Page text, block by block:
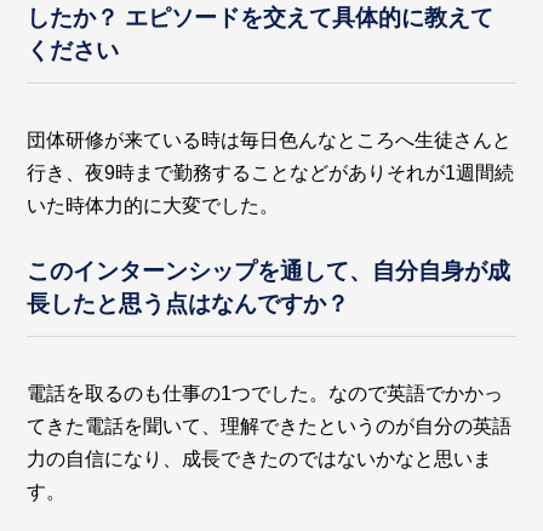
したか？ エピソードを交えて具体的に教えて
ください
団体研修が来ている時は毎日色んなところへ生徒さんと
行き、夜9時まで勤務することなどがありそれが1週間続
いた時体力的に大変でした。
このインターンシップを通して、自分自身が成
長したと思う点はなんですか？
電話を取るのも仕事の1つでした。なので英語でかかっ
てきた電話を聞いて、理解できたというのが自分の英語
力の自信になり、成長できたのではないかなと思いま
す。